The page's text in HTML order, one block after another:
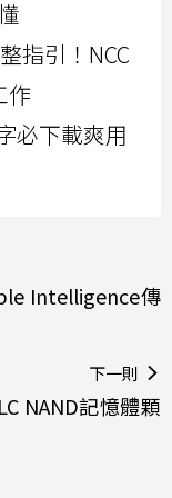
指引！NCC
作
必下載爽用
Intelligence傳
下一則
NAND記憶體顆